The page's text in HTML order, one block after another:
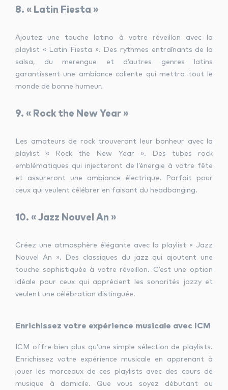
8. « Latin Fiesta »
Ajoutez une touche latino à votre réveillon avec la
playlist « Latin Fiesta ». Des rythmes entraînants de la
salsa, du merengue et d’autres genres latins
garantissent une ambiance caliente qui mettra tout le
monde de bonne humeur.
9. « Rock the New Year »
Les amateurs de rock trouveront leur bonheur avec la
playlist « Rock the New Year ». Des tubes rock
emblématiques qui injecteront de l’énergie à votre fête
et assureront une ambiance électrique. Parfait pour
ceux qui veulent célébrer en faisant du headbanging.
10. « Jazz Nouvel An »
Créez une atmosphère élégante avec la playlist « Jazz
Nouvel An ». Des classiques du jazz qui ajoutent une
touche sophistiquée à votre réveillon. C’est une option
idéale pour ceux qui apprécient les sonorités jazzy et
veulent une célébration distinguée.
Enrichissez votre expérience musicale avec ICM
ICM offre bien plus qu’une simple sélection de playlists.
Enrichissez votre expérience musicale en apprenant à
jouer les morceaux de ces playlists avec des cours de
musique à domicile. Que vous soyez débutant ou